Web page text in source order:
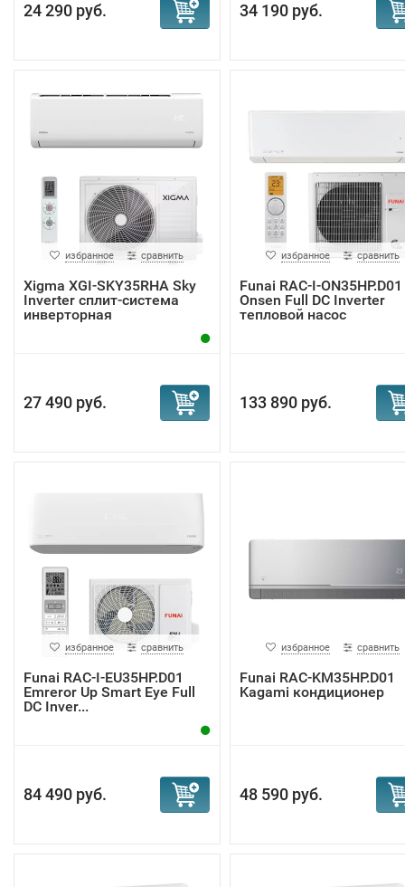
24 290 руб. 34 190 руб.
избранное сравнить
Xigma XGI-SKY35RHA Sky
Inverter сплит-система
инверторная
27 490 руб.
избранное сравнить
Funai RAC-I-ON35HP.D01
Onsen Full DC Inverter
тепловой насос
133 890 руб.
избранное сравнить
Funai RAC-I-EU35HP.D01
Emreror Up Smart Eye Full
DC Inver...
84 490 руб.
избранное сравнить
Funai RAC-KM35HP.D01
Kagami кондиционер
48 590 руб.